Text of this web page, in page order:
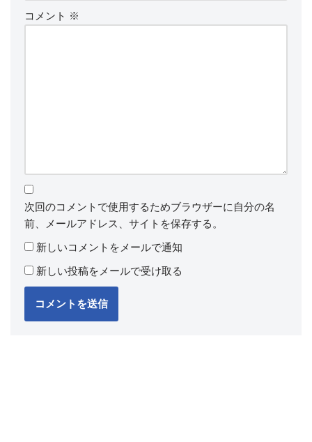
コメント ※
次回のコメントで使用するためブラウザーに自分の名
前、メールアドレス、サイトを保存する。
新しいコメントをメールで通知
新しい投稿をメールで受け取る